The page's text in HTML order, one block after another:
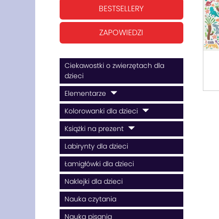
BESTSELLERY
ZAPOWIEDZI
Ciekawostki o zwierzętach dla
dzieci
Elementarze
Kolorowanki dla dzieci
Książki na prezent
Labirynty dla dzieci
Łamigłówki dla dzieci
Naklejki dla dzieci
Nauka czytania
Nauka pisania